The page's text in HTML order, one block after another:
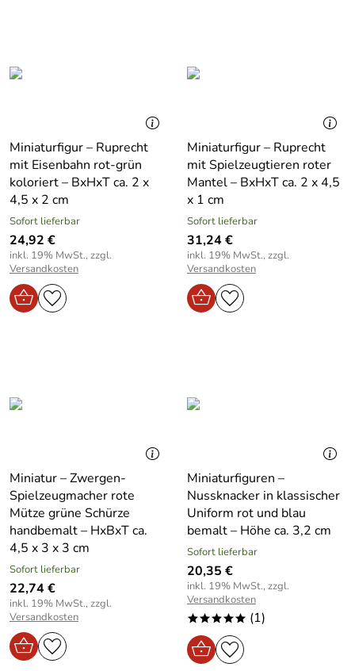
Miniaturfigur – Ruprecht
mit Eisenbahn rot-grün
koloriert – BxHxT ca. 2 x
4,5 x 2 cm
Sofort lieferbar
24,92 €
inkl. 19% MwSt., zzgl.
Versandkosten
Miniaturfigur – Ruprecht
mit Spielzeugtieren roter
Mantel – BxHxT ca. 2 x 4,5
x 1 cm
Sofort lieferbar
31,24 €
inkl. 19% MwSt., zzgl.
Versandkosten
Miniatur – Zwergen-
Spielzeugmacher rote
Mütze grüne Schürze
handbemalt – HxBxT ca.
4,5 x 3 x 3 cm
Sofort lieferbar
22,74 €
inkl. 19% MwSt., zzgl.
Versandkosten
Miniaturfiguren –
Nussknacker in klassischer
Uniform rot und blau
bemalt – Höhe ca. 3,2 cm
Sofort lieferbar
20,35 €
inkl. 19% MwSt., zzgl.
Versandkosten
***** (1)